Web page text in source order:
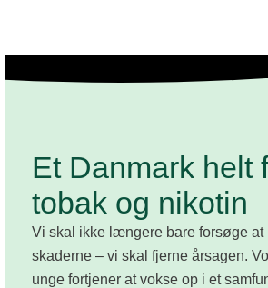
Et Danmark helt
tobak og nikotin
Vi skal ikke længere bare forsøge
skaderne – vi skal fjerne årsagen.
unge fortjener at vokse op i et